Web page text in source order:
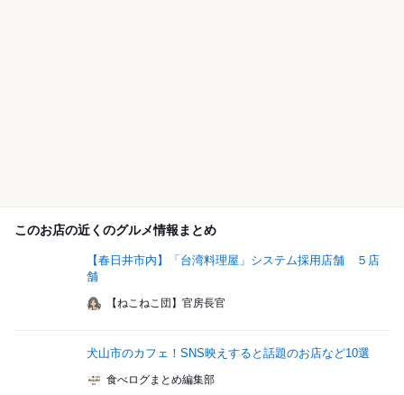
このお店の近くのグルメ情報まとめ
【春日井市内】「台湾料理屋」システム採用店舗 ５店
舗
【ねこねこ団】官房長官
犬山市のカフェ！SNS映えすると話題のお店など10選
食べログまとめ編集部